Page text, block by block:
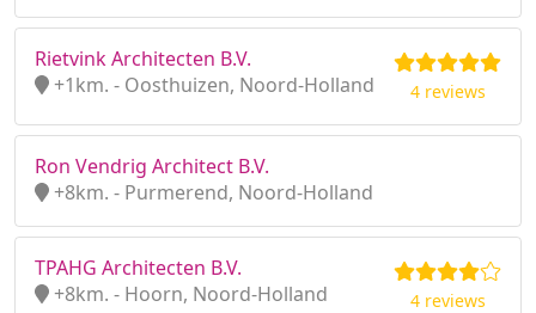
Rietvink Architecten B.V.
+1km. - Oosthuizen, Noord-Holland
4 reviews
Ron Vendrig Architect B.V.
+8km. - Purmerend, Noord-Holland
TPAHG Architecten B.V.
+8km. - Hoorn, Noord-Holland
4 reviews